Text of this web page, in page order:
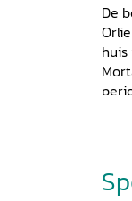
De